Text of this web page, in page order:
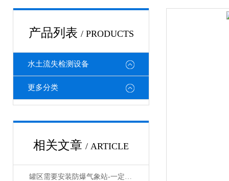
产品列表 / PRODUCTS
水土流失检测设备
更多分类
相关文章 / ARTICLE
罐区需要安装防爆气象站-一定来万象看看化工厂区防爆气象站#2023已更新